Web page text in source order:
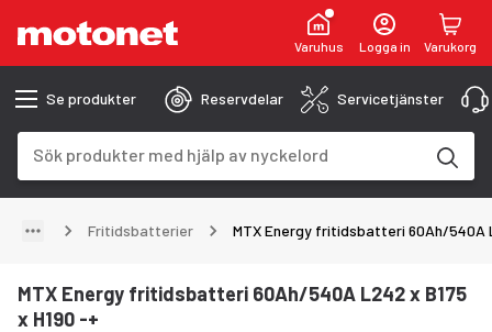
Varuhus Logga in Varukorg
Se produkter Reservdelar Servicetjänster
Fritidsbatterier MTX Energy fritidsbatteri 60Ah/540A
MTX Energy fritidsbatteri 60Ah/540A L242 x B175
x H190 -+